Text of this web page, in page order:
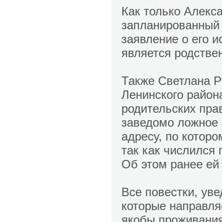
Как только
заявление о его
является
Также Светлана
Ленинского
родительских
заведомо ложное
адресу, по
так как
Об этом ранее
Все повестки,
которые